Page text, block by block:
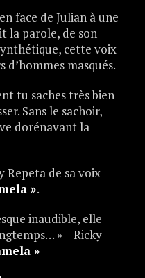
face de Julian à une
la parole, de son
cette voix
d’hommes masqués.
tu saches très bien
Sans le sachoir,
dorénavant la
Repeta de sa voix
».
inaudible, elle
» – Ricky
»